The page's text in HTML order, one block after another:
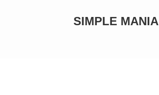
SIMPLE MANIA